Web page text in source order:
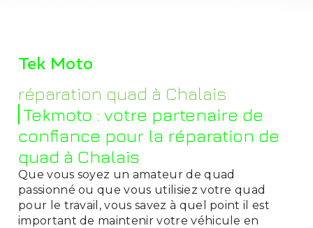
Tek Moto
réparation quad à Chalais
Tekmoto : votre partenaire de
confiance pour la réparation de
quad à Chalais
Que vous soyez un amateur de quad
passionné ou que vous utilisiez votre quad
pour le travail, vous savez à quel point il est
important de maintenir votre véhicule en